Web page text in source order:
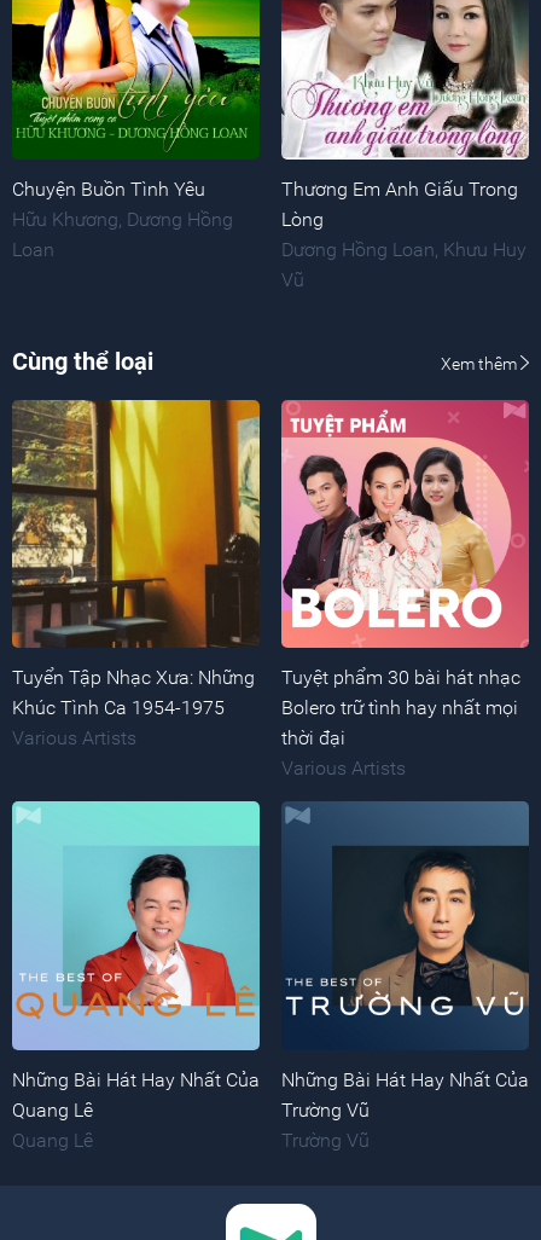
Chuyện Buồn Tình Yêu
Hữu Khương, Dương Hồng
Loan
Thương Em Anh Giấu Trong
Lòng
Dương Hồng Loan, Khưu Huy
Vũ
Cùng thể loại Xem thêm
Tuyển Tập Nhạc Xưa: Những
Khúc Tình Ca 1954-1975
Various Artists
Tuyệt phẩm 30 bài hát nhạc
Bolero trữ tình hay nhất mọi
thời đại
Various Artists
Những Bài Hát Hay Nhất Của
Quang Lê
Quang Lê
Những Bài Hát Hay Nhất Của
Trường Vũ
Trường Vũ